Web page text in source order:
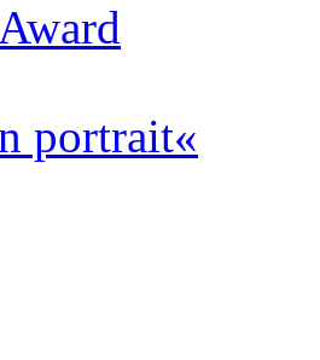
portrait«